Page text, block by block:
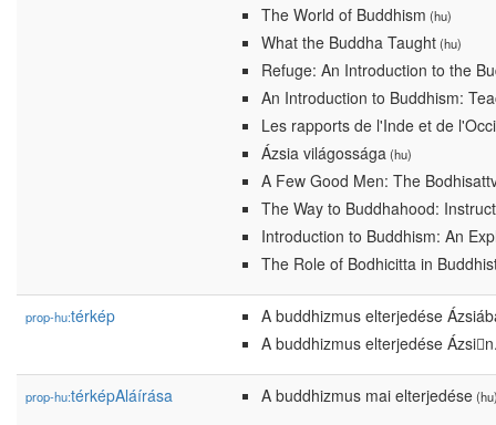
The World of Buddhism (hu)
What the Buddha Taught(hu)
Refuge: An Introduction to the
An Introduction to Buddhism:
Les rapports de l'Inde et de
Ázsia világossága(hu)
A Few Good Men: The
The Way to Buddhahood:
Introduction to Buddhism: An
The Role of Bodhicitta in
prop-hu:térkép
A buddhizmus elterjedése
A buddhizmus elterjedése
prop-hu:térképAláírása A buddhizmus mai elterjedése